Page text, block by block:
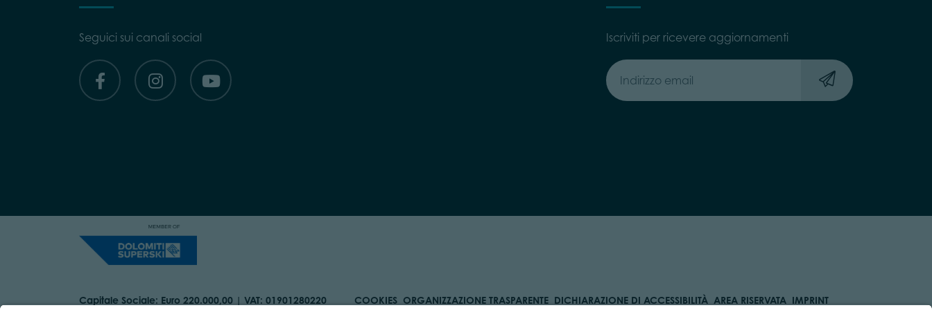
Seguici sui canali social Iscriviti per ricevere aggiornamenti
Capitale Sociale: Euro 220.000,00 | VAT: 01901280220 COOKIES ORGANIZZAZIONE TRASPARENTE DICHIARAZIONE DI ACCESSIBILITÀ AREA RISERVATA IMPRINT